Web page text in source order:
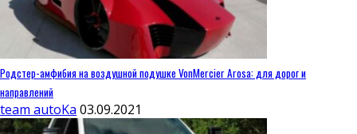
Родстер-амфибия на воздушной подушке VonMercier Arosa: для дорог и
направлений
team autoKa 03.09.2021